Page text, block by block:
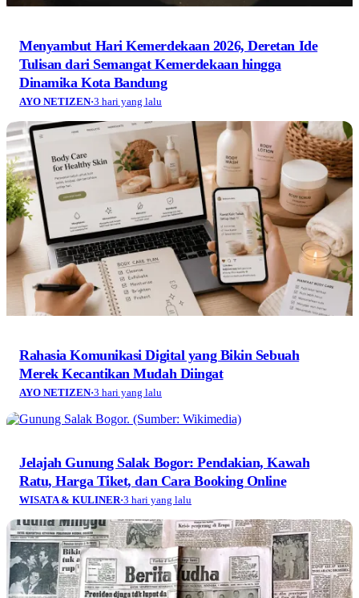
Menyambut Hari Kemerdekaan 2026, Deretan Ide
Tulisan dari Semangat Kemerdekaan hingga
Dinamika Kota Bandung
AYO NETIZEN·3 hari yang lalu
Rahasia Komunikasi Digital yang Bikin Sebuah
Merek Kecantikan Mudah Diingat
AYO NETIZEN·3 hari yang lalu
Jelajah Gunung Salak Bogor: Pendakian, Kawah
Ratu, Harga Tiket, dan Cara Booking Online
WISATA & KULINER·3 hari yang lalu